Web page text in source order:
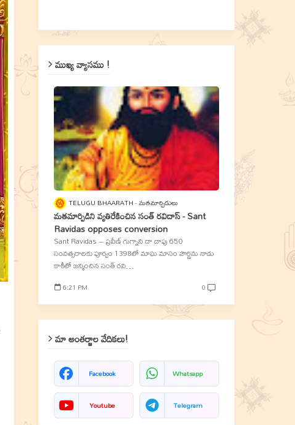
ముఖ్య వ్యాసము !
TELUGU BHAARATH మతమార్పిడులు
మతమార్పిడిని వ్యతిరేకించిన సంత్‌ రవిదాస్‌ - Sant
Ravidas opposes conversion
Sant Ravidas – ప్రవీణ్‌ గుగ్నాని దా దాపు 650
సంవత్సరాలకు పూర్వం 1398లో మాఘ మాసం పౌర్ణిమ నాడు
కాశీలో జన్మించిన సంత్‌ రవి…
6:21 PM 0
మా అంతర్జాల వేదికలు!
Facebook Whatsapp
Youtube Telegram